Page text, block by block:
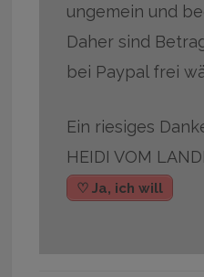
ungemein und
Daher sind
bei Paypal frei
Ein riesiges
HEIDI VOM
♡ Ja, ich will